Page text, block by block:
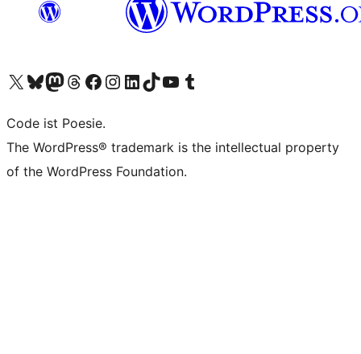
Unser X-Konto (früher Twitter) besuchen
Unser Bluesky-Konto besuchen
Unser Mastodon-Konto besuchen
Unser Threads-Konto besuchen
Unsere Facebook-Seite besuchen
Unser Instagram-Konto besuchen
Unser LinkedIn-Konto besuchen
Unser TikTok-Konto besuchen
Unseren YouTube-Kanal besuchen
Unser Tumblr-Konto besuchen
Code ist Poesie.
The WordPress® trademark is the intellectual property
of the WordPress Foundation.